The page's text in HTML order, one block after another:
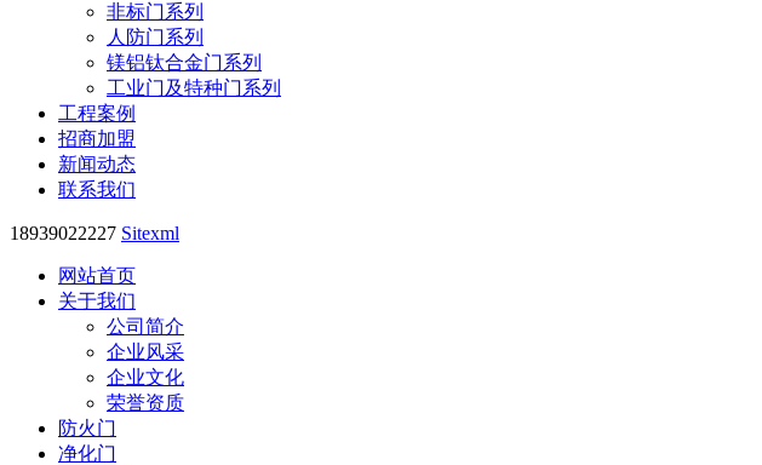
非标门系列
人防门系列
镁铝钛合金门系列
工业门及特种门系列
工程案例
招商加盟
新闻动态
联系我们
18939022227 Sitexml
网站首页
关于我们
公司简介
企业风采
企业文化
荣誉资质
防火门
净化门